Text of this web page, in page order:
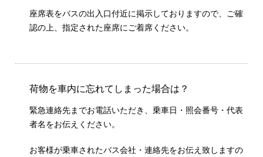
座席表をバスの出入口付近に掲示しておりますので、ご確
認の上、指定された座席にご着席ください。
荷物を車内に忘れてしまった場合は？
緊急連絡先までお電話いただき、乗車日・照会番号・代表
者名をお伝えください。
お客様が乗車されたバス会社・連絡先をお伝え致しますの